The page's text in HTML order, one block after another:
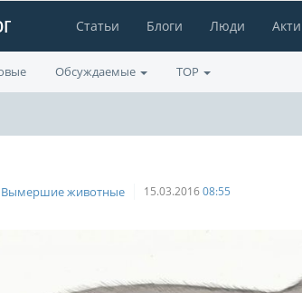
Статьи Блоги Люди
Обсуждаемые TOP
Вымершие животные 15.03.201608:55